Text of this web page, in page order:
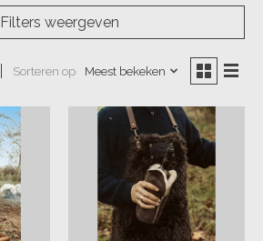
Filters weergeven
Sorteren op Meest bekeken